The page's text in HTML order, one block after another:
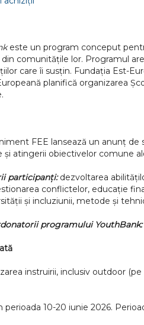
este un program conceput
comunitățile lor. Programul
care îi susțin. Fundația Est-
planifică organizarea
FEE lansează un anunț
atingerii obiectivelor comune
participanți:dezvoltarea
conflictelor, educație
și incluziunii, metode și
programului YouthBank:
instruirii, inclusiv outdoor
perioada 10-20 iunie 2026.